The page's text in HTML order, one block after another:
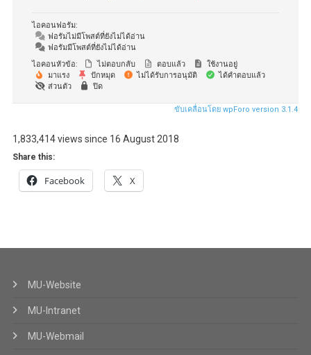
ไอคอนฟอรัม:
ฟอรัมไม่มีโพสต์ที่ยังไม่ได้อ่าน
ฟอรัมมีโพสต์ที่ยังไม่ได้อ่าน
ไอคอนหัวข้อ:
ไม่ตอบกลับ ตอบแล้ว
ใช้งานอยู่
มาแรง
ปักหมุด ไม่ได้รับการอนุมัติ
ได้คำตอบแล้ว
ส่วนตัว
ปิด
ขับเคลื่อนโดย wpForo version 3.1.4
1,833,414 views since 16 August 2018
Share this:
Facebook X
MU-Website
MU-Intranet
MU-Webmail